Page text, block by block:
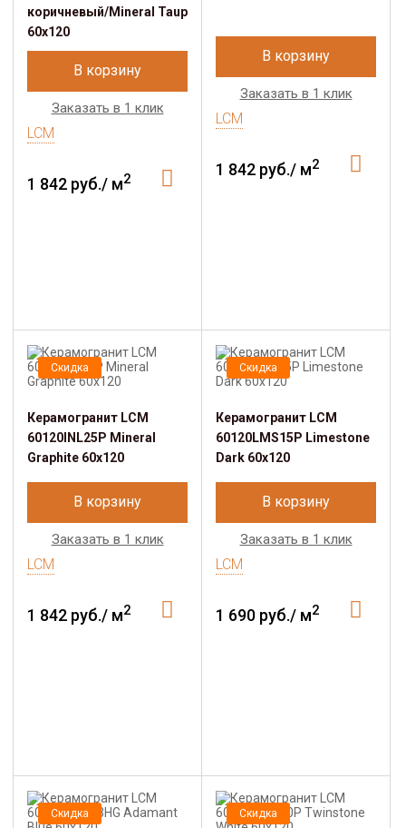
коричневый/Mineral Taup
60x120
В корзину
Заказать в 1 клик
LCM
1 842 руб./ м2
В корзину
Заказать в 1 клик
LCM
1 842 руб./ м2
Скидка
Керамогранит LCM
60120INL25P Mineral
Graphite 60x120
В корзину
Заказать в 1 клик
LCM
1 842 руб./ м2
Скидка
Керамогранит LCM
60120LMS15P Limestone
Dark 60x120
В корзину
Заказать в 1 клик
LCM
1 690 руб./ м2
Скидка Скидка